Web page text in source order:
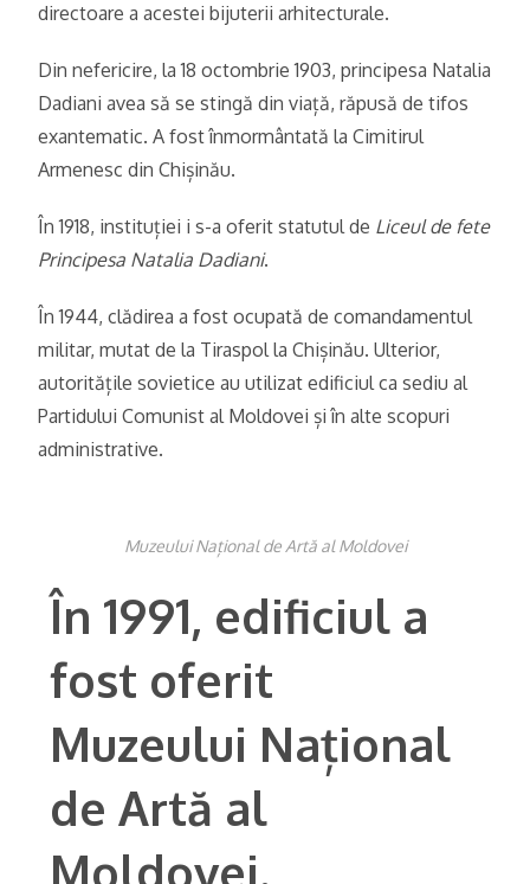
directoare a acestei bijuterii arhitecturale.
Din nefericire, la 18 octombrie 1903, principesa Natalia
Dadiani avea să se stingă din viață, răpusă de tifos
exantematic. A fost înmormântată la Cimitirul
Armenesc din Chișinău.
În 1918, instituției i s-a oferit statutul de Liceul de fete
Principesa Natalia Dadiani.
În 1944, clădirea a fost ocupată de comandamentul
militar, mutat de la Tiraspol la Chișinău. Ulterior,
autoritățile sovietice au utilizat edificiul ca sediu al
Partidului Comunist al Moldovei și în alte scopuri
administrative.
Muzeului Național de Artă al Moldovei
În 1991, edificiul a
fost oferit
Muzeului Național
de Artă al
Moldovei.